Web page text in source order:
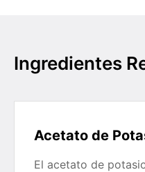
Ingredientes
Acetato de
El acetato de